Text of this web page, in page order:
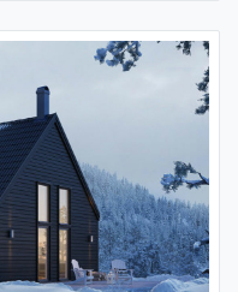
sällskapsrum med
Huset är stilrent och
ger bra med utrymme
närhet till naturen. Följ
njut av en varm brasa